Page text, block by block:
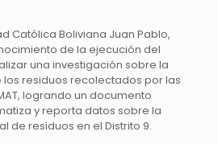
Católica Boliviana Juan Pablo,
de la ejecución del
una investigación sobre la
residuos recolectados por las
logrando un documento
y reporta datos sobre la
de residuos en el Distrito 9.